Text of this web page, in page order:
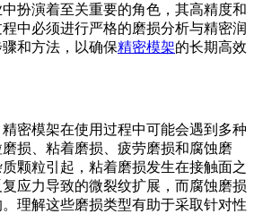
扮演着至关重要的角色，其高精度和
中必须进行严格的磨损分析与精密润
和方法，以确保精密模架的长期高效
密模架在使用过程中可能会遇到多种
损、粘着磨损、疲劳磨损和腐蚀磨
颗粒引起，粘着磨损发生在接触面之
应力导致的微裂纹扩展，而腐蚀磨损
理解这些磨损类型有助于采取针对性